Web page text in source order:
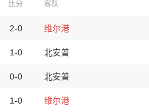
比分 客队
2-0 维尔港
1-0 北安普
0-0 北安普
1-0 维尔港